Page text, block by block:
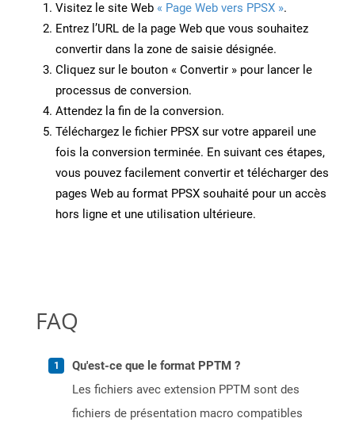
Visitez le site Web « Page Web vers PPSX ».
Entrez l’URL de la page Web que vous souhaitez
convertir dans la zone de saisie désignée.
Cliquez sur le bouton « Convertir » pour lancer le
processus de conversion.
Attendez la fin de la conversion.
Téléchargez le fichier PPSX sur votre appareil une
fois la conversion terminée. En suivant ces étapes,
vous pouvez facilement convertir et télécharger des
pages Web au format PPSX souhaité pour un accès
hors ligne et une utilisation ultérieure.
FAQ
Qu'est-ce que le format PPTM ?
Les fichiers avec extension PPTM sont des
fichiers de présentation macro compatibles